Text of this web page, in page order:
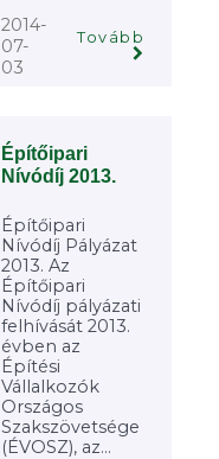
2014-
07-
03
Tovább
Építőipari
Nívódíj 2013.
Építőipari
Nívódíj Pályázat
2013. Az
Építőipari
Nívódíj pályázati
felhívását 2013.
évben az
Építési
Vállalkozók
Országos
Szakszövetsége
(ÉVOSZ), az...